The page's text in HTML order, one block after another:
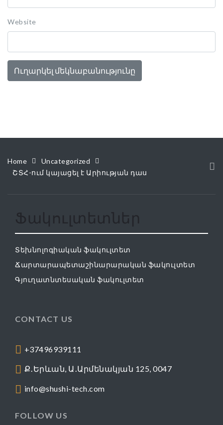
Website
Home
Uncategorized
ՇՏՀ-ում կայացել է Արիության դաս
Ֆակուլտետներ
Տեխնոլոգիական ֆակուլտետ
Ճարտարապետաշինարարական ֆակուլտետ
Գյուղատնտեսական ֆակուլտետ
CONTACT US
+37496939111
Ք․Երևան, Ա․Արմենակյան 125, 0047
info@shushi-tech.com
FOLLOW US